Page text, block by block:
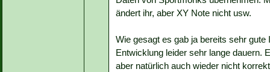
ändert ihr, aber XY Note nicht usw.
Wie gesagt es gab ja bereits sehr
Entwicklung leider sehr lange dauern.
aber natürlich auch wieder nicht